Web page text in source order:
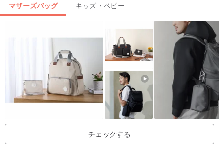
材質材質：ナイロン紡績、マイクロファイバー
♥︎サイズ：高さ38x幅28x厚さ26cm
♥︎台湾のデザインは中国製
[クリーニングとメンテナンス]
布：より深刻な汚れを衣服に現地に噴霧し、3分間放置した後、歯ブ
マザーズバッグ キッズ・ベビー
チェックする